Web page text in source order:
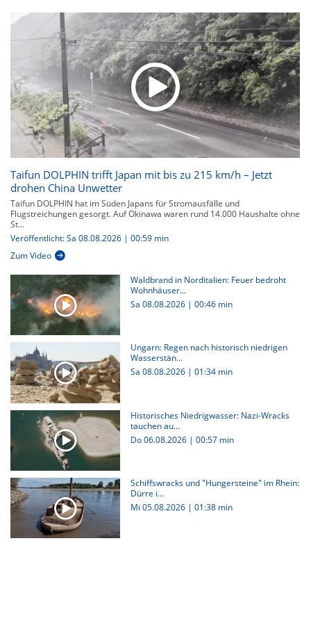
Taifun DOLPHIN trifft Japan mit bis zu 215 km/h – Jetzt
drohen China Unwetter
Taifun DOLPHIN hat im Süden Japans für Stromausfälle und
Flugstreichungen gesorgt. Auf Okinawa waren rund 14.000 Haushalte ohne
St...
Veröffentlicht: Sa 08.08.2026 | 00:59 min
Zum Video
Waldbrand in Norditalien: Feuer bedroht
Wohnhäuser...
Sa 08.08.2026 | 00:46 min
Ungarn: Regen nach historisch niedrigen
Wasserstän...
Sa 08.08.2026 | 01:34 min
Historisches Niedrigwasser: Nazi-Wracks
tauchen au...
Do 06.08.2026 | 00:57 min
Schiffswracks und "Hungersteine" im Rhein:
Dürre i...
Mi 05.08.2026 | 01:38 min